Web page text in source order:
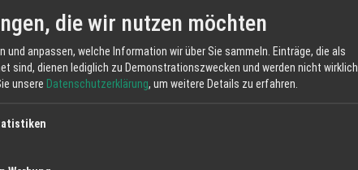
vor 2.500 Jahren war das eher noch reine Männersache. Mit
Tanz ein spielerischer Ausdruck
genau festgelegten Rhythmen, im Einklang mit den Jahresfesten,
Tanzen ist heute körperlicher Ausdruck und Sport, aber
Kurzum, tanzen ist gesund für Körper, Geist und Seele. Dies ist
nach Musik und Rhythmus bewegt, bestätigen.
die wir nutzen möchten
und anpassen, welche Information wir über Sie sammeln. Einträge, die als
sind, dienen lediglich zu Demonstrationszwecken und werden nicht wirklich
unsere Datenschutzerklärung, um weitere Details zu erfahren.